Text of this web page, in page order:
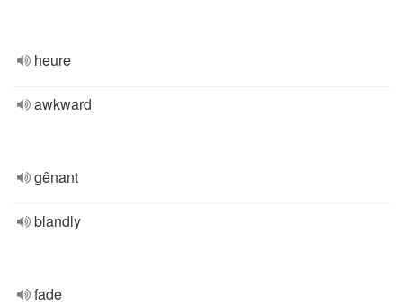
heure
awkward
gênant
blandly
fade